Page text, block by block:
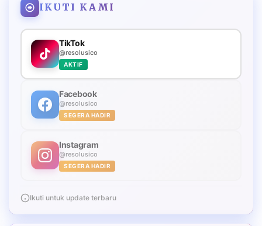
IKUTI KAMI
TikTok
@resolusico
AKTIF
Facebook
@resolusico
SEGERA HADIR
Instagram
@resolusico
SEGERA HADIR
Ikuti untuk update terbaru